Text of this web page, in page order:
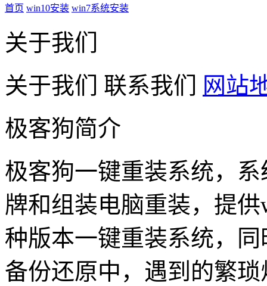
首页 win10安装 win7系统安装
关于我们
关于我们
联系我们
网站
极客狗简介
极客狗一键重装系统，
牌和组装电脑重装，提
种版本一键重装系统，
备份还原中，遇到的繁